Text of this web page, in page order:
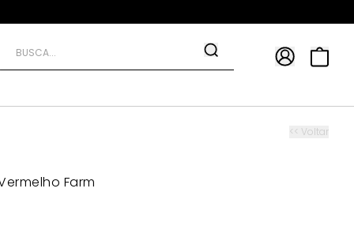
<< Voltar
Farm